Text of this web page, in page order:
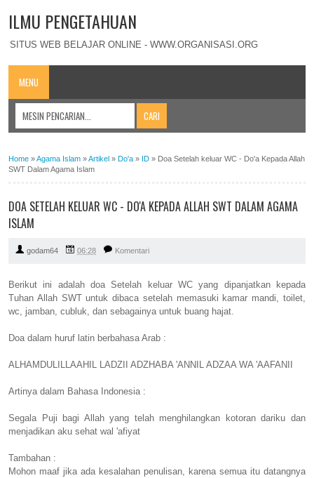
ILMU PENGETAHUAN
SITUS WEB BELAJAR ONLINE - WWW.ORGANISASI.ORG
MENU
Home »Agama Islam »Artikel » Do'a » ID » Doa Setelah keluar WC - Do'a Kepada Allah
SWT Dalam Agama Islam
DOA SETELAH KELUAR WC - DO'A KEPADA ALLAH SWT DALAM AGAMA
ISLAM
godam64 06:28 Komentari
Berikut ini adalah doa Setelah keluar WC yang dipanjatkan kepada
Tuhan Allah SWT untuk dibaca setelah memasuki kamar mandi, toilet,
wc, jamban, cubluk, dan sebagainya untuk buang hajat.
Doa dalam huruf latin berbahasa Arab :
ALHAMDULILLAAHIL LADZII ADZHABA 'ANNIL ADZAA WA 'AAFANII
Artinya dalam Bahasa Indonesia :
Segala Puji bagi Allah yang telah menghilangkan kotoran dariku dan
menjadikan aku sehat wal 'afiyat
Tambahan :
Mohon maaf jika ada kesalahan penulisan, karena semua itu datangnya